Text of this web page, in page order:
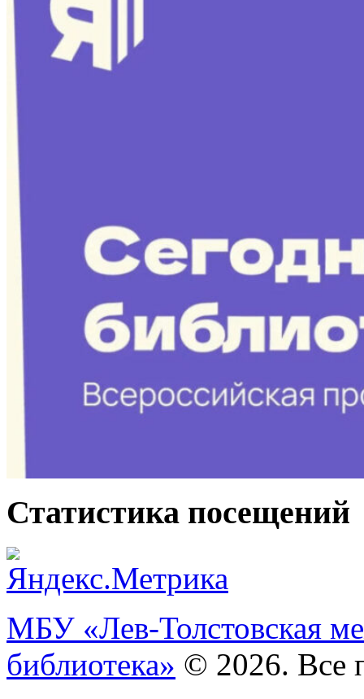
Статистика посещений
МБУ «Лев-Толстовская
библиотека» © 2026. Все